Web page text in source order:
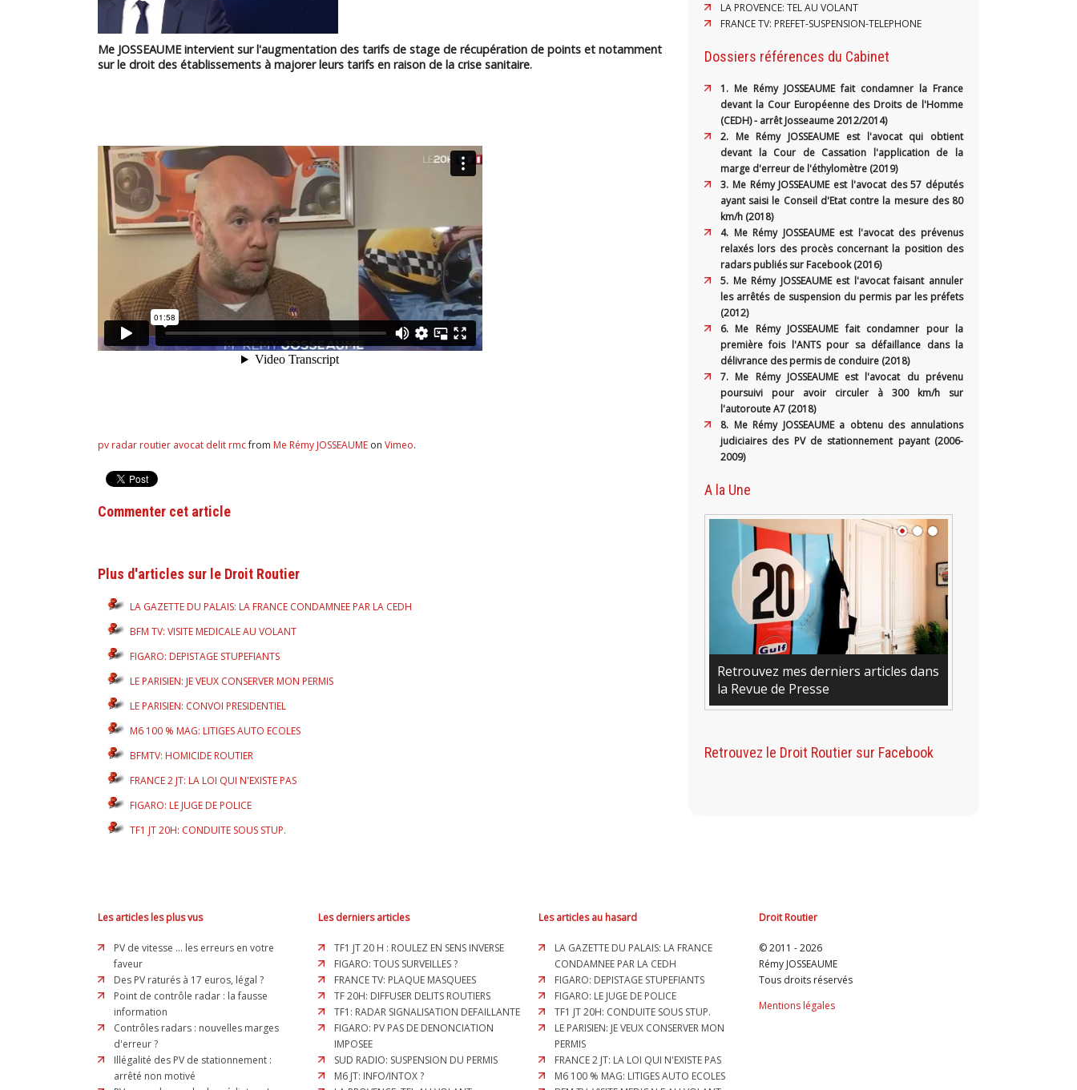
Me JOSSEAUME intervient sur l'augmentation des tarifs de stage de récupération de points et notamment
sur le droit des établissements à majorer leurs tarifs en raison de la crise sanitaire.
pv radar routier avocat delit rmcfrom Me Rémy JOSSEAUME on Vimeo.
Commenter cet article
Plus d'articles sur le Droit Routier
LA GAZETTE DU PALAIS: LA FRANCE CONDAMNEE PAR LA CEDH
BFM TV: VISITE MEDICALE AU VOLANT
FIGARO: DEPISTAGE STUPEFIANTS
LE PARISIEN: JE VEUX CONSERVER MON PERMIS
LE PARISIEN: CONVOI PRESIDENTIEL
M6 100 % MAG: LITIGES AUTO ECOLES
BFMTV: HOMICIDE ROUTIER
FRANCE 2 JT: LA LOI QUI N'EXISTE PAS
FIGARO: LE JUGE DE POLICE
TF1 JT 20H: CONDUITE SOUS STUP.
LA PROVENCE: TEL AU VOLANT
FRANCE TV: PREFET-SUSPENSION-TELEPHONE
Dossiers références du Cabinet
1. Me Rémy JOSSEAUME fait condamner la France
devant la Cour Européenne des Droits de l'Homme
(CEDH) - arrêt Josseaume 2012/2014)
2. Me Rémy JOSSEAUME est l'avocat qui obtient
devant la Cour de Cassation l'application de la
marge d'erreur de l'éthylomètre (2019)
3. Me Rémy JOSSEAUME est l'avocat des 57 députés
ayant saisi le Conseil d'Etat contre la mesure des 80
km/h (2018)
4. Me Rémy JOSSEAUME est l'avocat des prévenus
relaxés lors des procès concernant la position des
radars publiés sur Facebook (2016)
5. Me Rémy JOSSEAUME est l'avocat faisant annuler
les arrêtés de suspension du permis par les préfets
(2012)
6. Me Rémy JOSSEAUME fait condamner pour la
première fois l'ANTS pour sa défaillance dans la
délivrance des permis de conduire (2018)
7. Me Rémy JOSSEAUME est l'avocat du prévenu
poursuivi pour avoir circuler à 300 km/h sur
l'autoroute A7 (2018)
8. Me Rémy JOSSEAUME a obtenu des annulations
judiciaires des PV de stationnement payant (2006-
2009)
A la Une
Retrouvez mes derniers articles dans
la Revue de Presse
Retrouvez le Droit Routier sur Facebook
Les articles les plus vus
PV de vitesse ... les erreurs en votre
faveur
Des PV raturés à 17 euros, légal ?
Point de contrôle radar : la fausse
information
Contrôles radars : nouvelles marges
d'erreur ?
Illégalité des PV de stationnement :
arrêté non motivé
Les derniers articles
TF1 JT 20 H : ROULEZ EN SENS INVERSE
FIGARO: TOUS SURVEILLES ?
FRANCE TV: PLAQUE MASQUEES
TF 20H: DIFFUSER DELITS ROUTIERS
TF1: RADAR SIGNALISATION DEFAILLANTE
FIGARO: PV PAS DE DENONCIATION
IMPOSEE
SUD RADIO: SUSPENSION DU PERMIS
M6 JT: INFO/INTOX ?
Les articles au hasard
LA GAZETTE DU PALAIS: LA FRANCE
CONDAMNEE PAR LA CEDH
FIGARO: DEPISTAGE STUPEFIANTS
FIGARO: LE JUGE DE POLICE
TF1 JT 20H: CONDUITE SOUS STUP.
LE PARISIEN: JE VEUX CONSERVER MON
PERMIS
FRANCE 2 JT: LA LOI QUI N'EXISTE PAS
M6 100 % MAG: LITIGES AUTO ECOLES
Droit Routier
© 2011 - 2026
Rémy JOSSEAUME
Tous droits réservés
Mentions légales